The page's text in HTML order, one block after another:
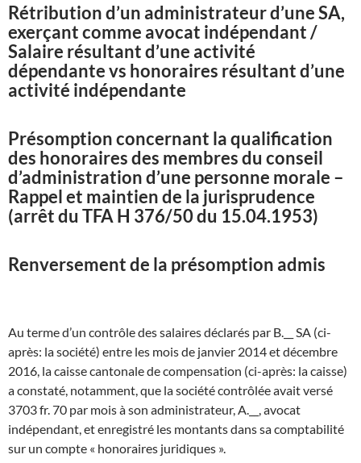
Rétribution d’un administrateur d’une SA,
exerçant comme avocat indépendant /
Salaire résultant d’une activité
dépendante vs honoraires résultant d’une
activité indépendante
Présomption concernant la qualification
des honoraires des membres du conseil
d’administration d’une personne morale –
Rappel et maintien de la jurisprudence
(arrêt du TFA H 376/50 du 15.04.1953)
Renversement de la présomption admis
Au terme d’un contrôle des salaires déclarés par B.__ SA (ci-
après: la société) entre les mois de janvier 2014 et décembre
2016, la caisse cantonale de compensation (ci-après: la caisse)
a constaté, notamment, que la société contrôlée avait versé
3703 fr. 70 par mois à son administrateur, A.__, avocat
indépendant, et enregistré les montants dans sa comptabilité
sur un compte « honoraires juridiques ».